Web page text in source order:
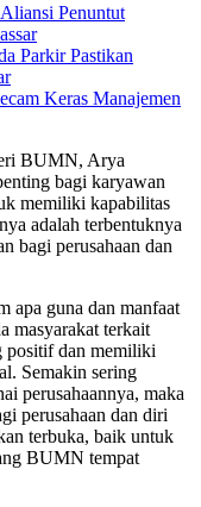
Penuntut
Parkir Pastikan
Keras Manajemen
BUMN, Arya
bagi karyawan
memiliki kapabilitas
adalah terbentuknya
bagi perusahaan dan
apa guna dan manfaat
masyarakat terkait
positif dan memiliki
Semakin sering
perusahaannya, maka
perusahaan dan diri
terbuka, baik untuk
BUMN tempat